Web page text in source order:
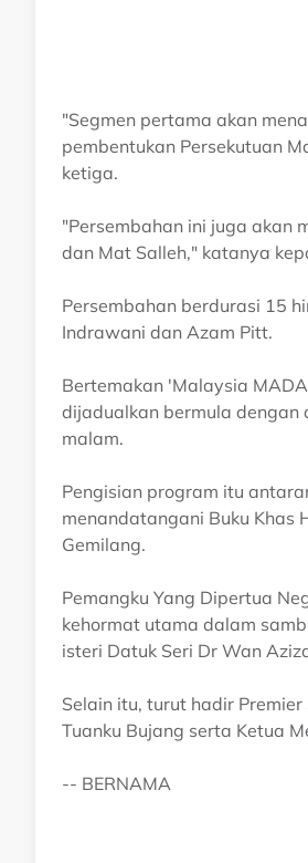
"Segmen pertama akan
pembentukan Persekutuan
ketiga.
"Persembahan ini juga akan
dan Mat Salleh," katanya
Persembahan berdurasi 15
Indrawani dan Azam Pitt.
Bertemakan 'Malaysia
dijadualkan bermula dengan
malam.
Pengisian program itu
menandatangani Buku Khas
Gemilang.
Pemangku Yang Dipertua
kehormat utama dalam
isteri Datuk Seri Dr Wan
Selain itu, turut hadir
Tuanku Bujang serta Ketua
-- BERNAMA